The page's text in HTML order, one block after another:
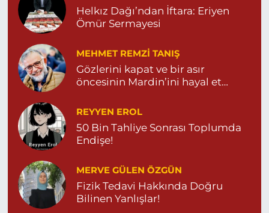
0 (482) 381 36 70 Yol Tarifi Al
Helkız Dağı’ndan İftara: Eriyen
Ömür Sermayesi
MEHMET REMZI TANIŞ
Gözlerini kapat ve bir asır
öncesinin Mardin’ini hayal et…
REYYEN EROL
50 Bin Tahliye Sonrası Toplumda
Endişe!
MERVE GÜLEN ÖZGÜN
Fizik Tedavi Hakkında Doğru
Bilinen Yanlışlar!